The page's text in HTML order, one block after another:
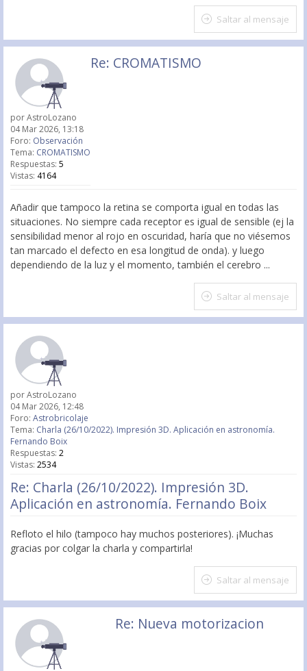
Saltar al mensaje
porAstroLozano
04 Mar 2026, 13:18
Foro: Observación
Tema: CROMATISMO
Respuestas: 5
Vistas: 4164
Re: CROMATISMO
Añadir que tampoco la retina se comporta igual en todas las
situaciones. No siempre cada receptor es igual de sensible (ej la
sensibilidad menor al rojo en oscuridad, haría que no viésemos
tan marcado el defecto en esa longitud de onda). y luego
dependiendo de la luz y el momento, también el cerebro ...
Saltar al mensaje
porAstroLozano
04 Mar 2026, 12:48
Foro: Astrobricolaje
Tema: Charla (26/10/2022). Impresión 3D. Aplicación en astronomía.
Fernando Boix
Respuestas: 2
Vistas: 2534
Re: Charla (26/10/2022). Impresión 3D.
Aplicación en astronomía. Fernando Boix
Refloto el hilo (tampoco hay muchos posteriores). ¡Muchas
gracias por colgar la charla y compartirla!
Saltar al mensaje
Re: Nueva motorizacion